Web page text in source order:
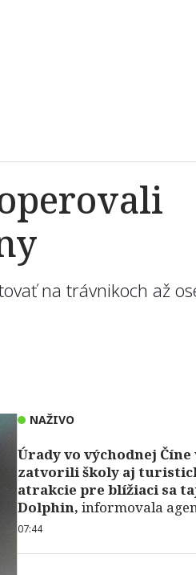
na trávnikoch až
NAŽIVO
Úrady vo východnej Číne
zatvorili školy aj
atrakcie pre blížiaci sa
Dolphin, informovala
07:44